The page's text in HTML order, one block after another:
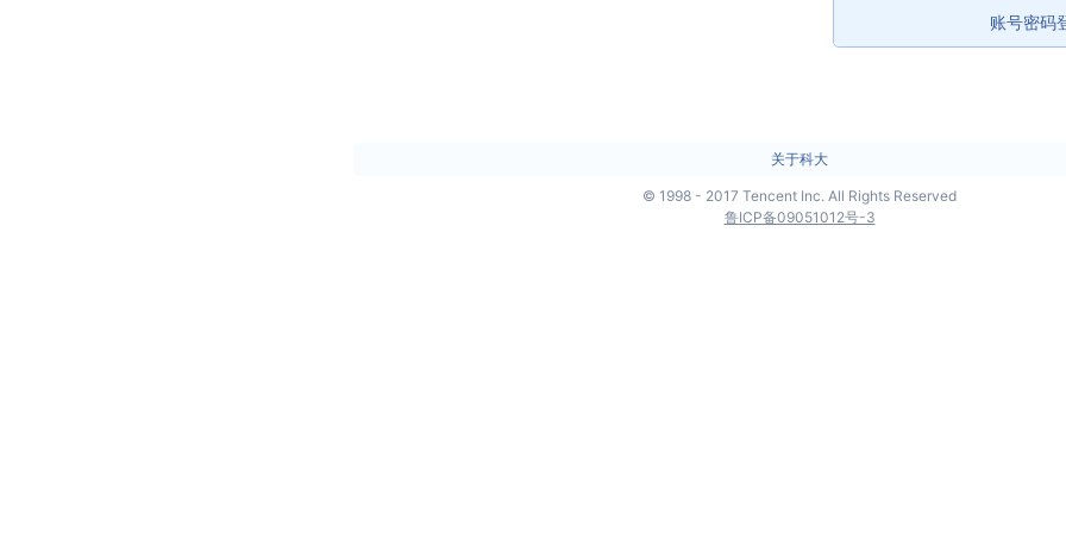
账号密码
关于科大
© 1998 - 2017 Tencent Inc. All Rights Reserved
鲁ICP备09051012号-3